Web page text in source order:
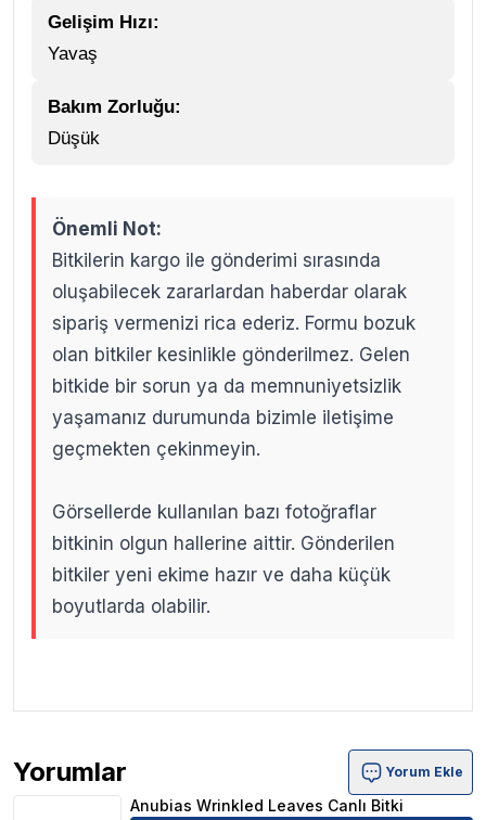
Gelişim Hızı:
Yavaş
Bakım Zorluğu:
Düşük
Önemli Not:
Bitkilerin kargo ile gönderimi sırasında
oluşabilecek zararlardan haberdar olarak
sipariş vermenizi rica ederiz. Formu bozuk
olan bitkiler kesinlikle gönderilmez. Gelen
bitkide bir sorun ya da memnuniyetsizlik
yaşamanız durumunda bizimle iletişime
geçmekten çekinmeyin.
Görsellerde kullanılan bazı fotoğraflar
bitkinin olgun hallerine aittir. Gönderilen
bitkiler yeni ekime hazır ve daha küçük
boyutlarda olabilir.
Yorumlar
Anubias Wrinkled Leaves Canlı Bitki Ürün Yorumları
Yorum Ekle
Anubias Wrinkled Leaves Canlı Bitki